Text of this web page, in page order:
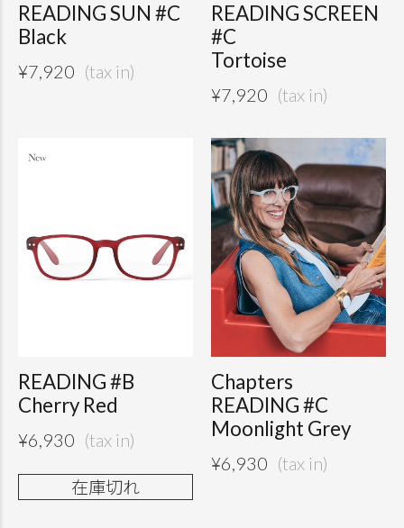
READING SUN #C
Black
¥7,920
READING SCREEN
#C
Tortoise
¥7,920
READING #B
Cherry Red
¥6,930
在庫切れ
Chapters
READING #C
Moonlight Grey
¥6,930